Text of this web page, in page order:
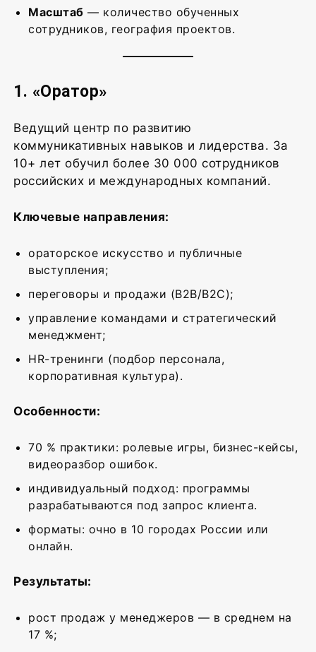
Масштаб — количество обученных
сотрудников, география проектов.
1. «Оратор»
Ведущий центр по развитию
коммуникативных навыков и лидерства. За
10+ лет обучил более 30 000 сотрудников
российских и международных компаний.
Ключевые направления:
ораторское искусство и публичные
выступления;
переговоры и продажи (B2B/B2C);
управление командами и стратегический
менеджмент;
HR-тренинги (подбор персонала,
корпоративная культура).
Особенности:
70 % практики: ролевые игры, бизнес-кейсы,
видеоразбор ошибок.
индивидуальный подход: программы
разрабатываются под запрос клиента.
форматы: очно в 10 городах России или
онлайн.
Результаты:
рост продаж у менеджеров — в среднем на
17 %;